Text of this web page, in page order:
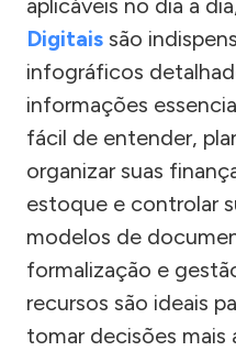
aplicáveis no dia a
Digitais são
infográficos
informações
fácil de entender,
organizar suas
estoque e controlar
modelos de
formalização e
recursos são ideais
tomar decisões mais